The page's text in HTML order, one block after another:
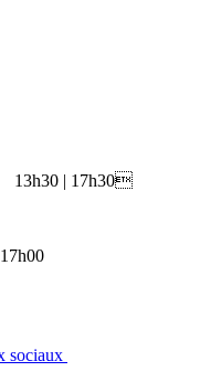
13h30 | 17h30
sociaux